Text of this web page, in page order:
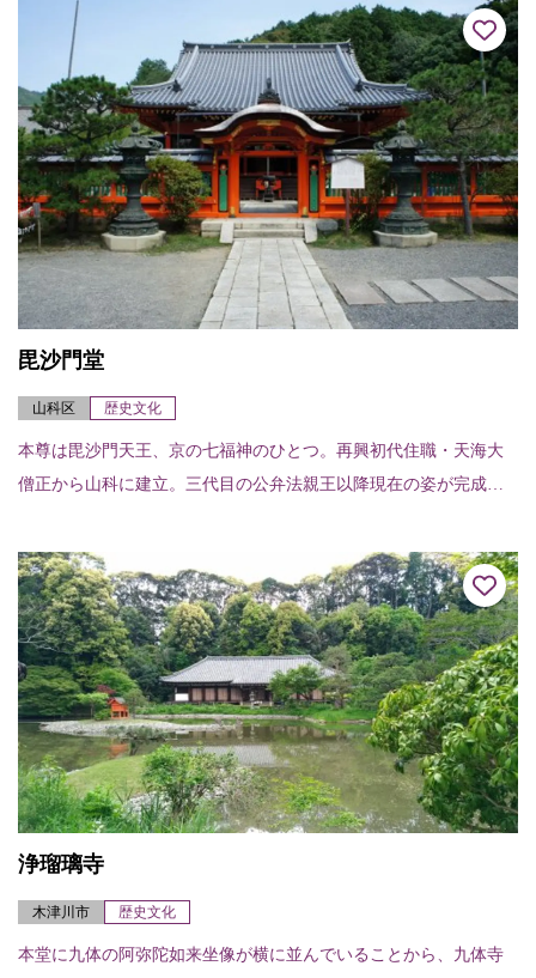
毘沙門堂
山科区 歴史文化
本尊は毘沙門天王、京の七福神のひとつ。再興初代住職・天海大
僧正から山科に建立。三代目の公弁法親王以降現在の姿が完成し
色ずく秋に美しく...
浄瑠璃寺
木津川市 歴史文化
本堂に九体の阿弥陀如来坐像が横に並んでいることから、九体寺